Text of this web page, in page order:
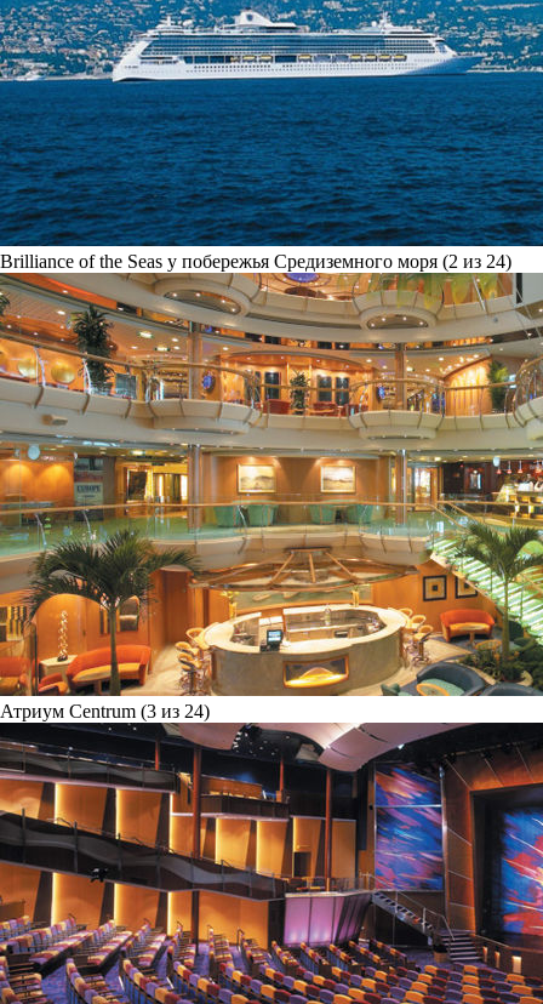
Brilliance of the Seas у побережья Средиземного моря (2 из 24)
Атриум Centrum (3 из 24)